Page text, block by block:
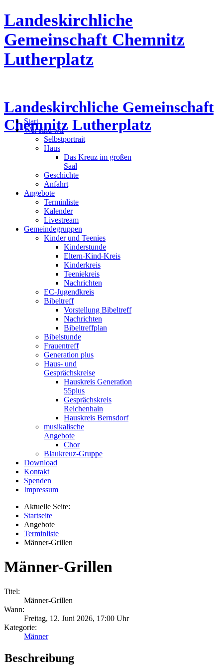
Landeskirchliche
Gemeinschaft Chemnitz
Lutherplatz
Landeskirchliche Gemeinschaft
Chemnitz Lutherplatz
Start
Wer sind wir
Selbstportrait
Haus
Das Kreuz im großen
Saal
Geschichte
Anfahrt
Angebote
Terminliste
Kalender
Livestream
Gemeindegruppen
Kinder und Teenies
Kinderstunde
Eltern-Kind-Kreis
Kinderkreis
Teeniekreis
Nachrichten
EC-Jugendkreis
Bibeltreff
Vorstellung Bibeltreff
Nachrichten
Bibeltreffplan
Bibelstunde
Frauentreff
Generation plus
Haus- und
Gesprächskreise
Hauskreis Generation
55plus
Gesprächskreis
Reichenhain
Hauskreis Bernsdorf
musikalische
Angebote
Chor
Blaukreuz-Gruppe
Download
Kontakt
Spenden
Impressum
Aktuelle Seite:
Startseite
Angebote
Terminliste
Männer-Grillen
Männer-Grillen
Titel:
Männer-Grillen
Wann:
Freitag, 12. Juni 2026, 17:00 Uhr
Kategorie:
Männer
Beschreibung